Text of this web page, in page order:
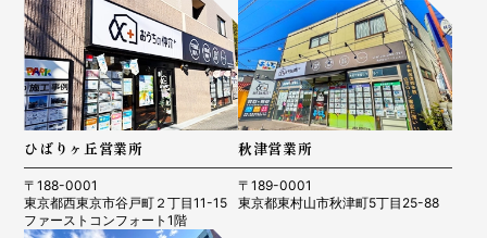
ひばりヶ丘営業所
〒188-0001
東京都西東京市谷戸町２丁目11-15
ファーストコンフォート1階
秋津営業所
〒189-0001
東京都東村山市秋津町5丁目25-88